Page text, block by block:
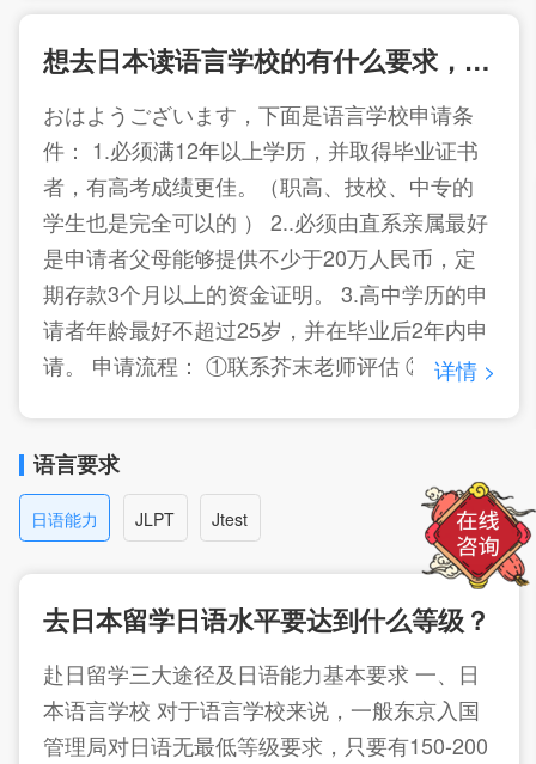
想去日本读语言学校的有什么要求，申请难吗？
おはようございます，下面是语言学校申请条
件： 1.必须满12年以上学历，并取得毕业证书
者，有高考成绩更佳。（职高、技校、中专的
学生也是完全可以的 ） 2..必须由直系亲属最好
是申请者父母能够提供不少于20万人民币，定
期存款3个月以上的资金证明。 3.高中学历的申
请者年龄最好不超过25岁，并在毕业后2年内申
请。 申请流程： ①联系芥末老师评估 ②确定意
您留学顺利！
详情 >
语言要求
日语能力 JLPT Jtest
去日本留学日语水平要达到什么等级？
赴日留学三大途径及日语能力基本要求 一、日
本语言学校 对于语言学校来说，一般东京入国
管理局对日语无最低等级要求，只要有150-200